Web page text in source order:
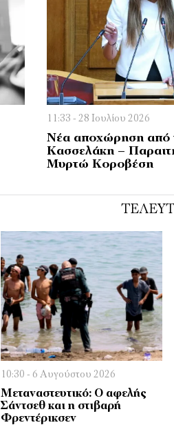
11:33 - 28 Ιουλίου 2026
Νέα αποχώρηση από
Κασσελάκη –
Μυρτώ Κοροβέση
10:30 - 6 Αυγούστου 2026
Μεταναστευτικό: Ο αφελής
Σάντσεθ και η στιβαρή
Φρεντέρικσεν